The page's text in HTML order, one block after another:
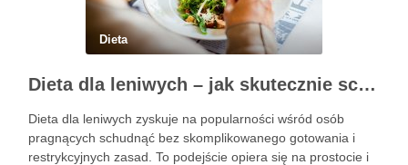
Dieta
Dieta dla leniwych – jak skutecznie schudnąć bez wysiłku?
Dieta dla leniwych zyskuje na popularności wśród osób
pragnących schudnąć bez skomplikowanego gotowania i
restrykcyjnych zasad. To podejście opiera się na prostocie i